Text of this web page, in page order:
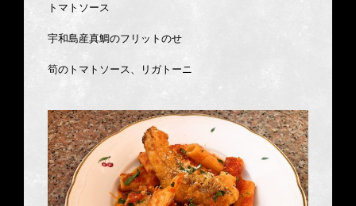
トマトソース
宇和島産真鯛のフリットのせ
筍のトマトソース、リガトーニ